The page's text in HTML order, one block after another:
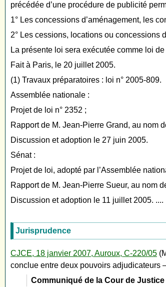
précédée d’une procédure de publicité
1° Les concessions d’aménagement, les
2° Les cessions, locations ou concessions
La présente loi sera exécutée comme loi de
Fait à Paris, le 20 juillet 2005.
(1) Travaux préparatoires : loi n° 2005-809.
Assemblée nationale :
Projet de loi n° 2352 ;
Rapport de M. Jean-Pierre Grand, au nom
Discussion et adoption le 27 juin 2005.
Sénat :
Projet de loi, adopté par l’Assemblée
Rapport de M. Jean-Pierre Sueur, au nom
Discussion et adoption le 11 juillet 2005. ....
Jurisprudence
CJCE, 18 janvier 2007, Auroux, C-220/05
conclue entre deux pouvoirs adjudicateurs
Communiqué de la Cour de